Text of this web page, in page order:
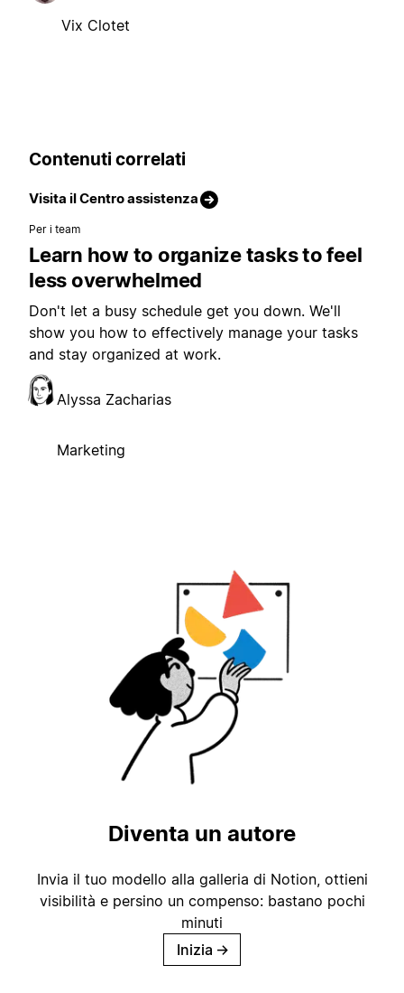
Vix Clotet
Contenuti correlati
Visita il Centro assistenza
Per i team
Learn how to organize tasks to feel
less overwhelmed
Don't let a busy schedule get you down. We'll
show you how to effectively manage your tasks
and stay organized at work.
Alyssa Zacharias
Marketing
Diventa un autore
Invia il tuo modello alla galleria di Notion, ottieni
visibilità e persino un compenso: bastano pochi
minuti
Inizia →